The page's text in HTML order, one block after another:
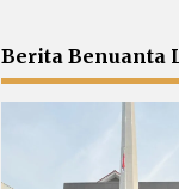
Berita Benuanta